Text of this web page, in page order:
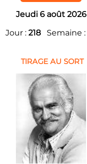
Jeudi 6 août 2026
Jour : 218 Semaine :
TIRAGE AU SORT